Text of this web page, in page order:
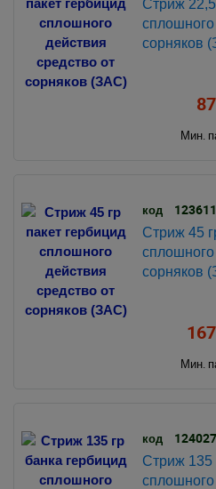
Стриж 22,5
сплошного
сорняков
87
Мин.
код 123611
Стриж 45
сплошного
сорняков
167
Мин.
код 124027
Стриж 135
сплошного